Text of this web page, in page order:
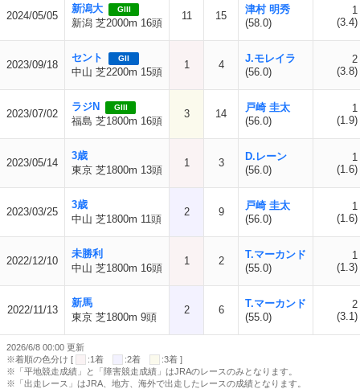
2024/05/05
新潟大 GIII
新潟 芝2000m 16頭
11 15
津村 明秀
(58.0)
1
(3.4)
2023/09/18
セント GII
中山 芝2200m 15頭
1 4
J.モレイラ
(56.0)
2
(3.8)
2023/07/02
ラジN GIII
福島 芝1800m 16頭
3 14
戸崎 圭太
(56.0)
1
(1.9)
2023/05/14
3歳
東京 芝1800m 13頭
1 3
D.レーン
(56.0)
1
(1.6)
2023/03/25
3歳
中山 芝1800m 11頭
2 9
戸崎 圭太
(56.0)
1
(1.6)
2022/12/10
未勝利
中山 芝1800m 16頭
1 2
T.マーカンド
(55.0)
1
(1.3)
2022/11/13
新馬
東京 芝1800m 9頭
2 6
T.マーカンド
(55.0)
2
(3.1)
2026/6/8 00:00 更新
※着順の色分け [
:1着 :2着
:3着 ]
※「平地競走成績」と「障害競走成績」はJRAのレースのみとなります。
※「出走レース」はJRA、地方、海外で出走したレースの成績となります。